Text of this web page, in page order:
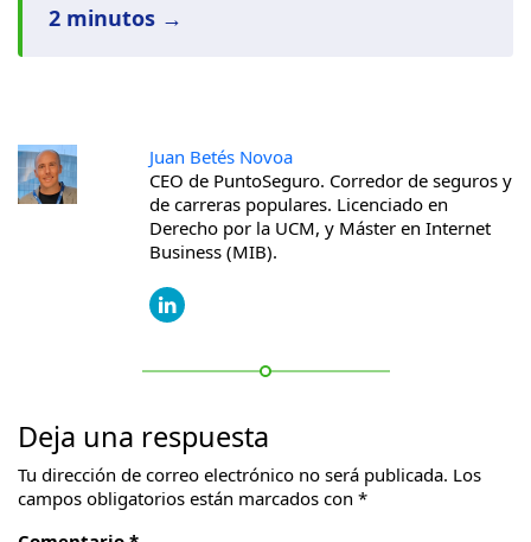
2 minutos →
Juan Betés Novoa
CEO de PuntoSeguro. Corredor de seguros y
de carreras populares. Licenciado en
Derecho por la UCM, y Máster en Internet
Business (MIB).
Deja una respuesta
Tu dirección de correo electrónico no será publicada. Los
campos obligatorios están marcados con *